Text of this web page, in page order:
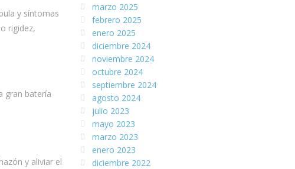
y síntomas
rigidez,
gran batería
y aliviar el
marzo 2025
febrero 2025
enero 2025
diciembre 2024
noviembre 2024
octubre 2024
septiembre 2024
agosto 2024
julio 2023
mayo 2023
marzo 2023
enero 2023
diciembre 2022